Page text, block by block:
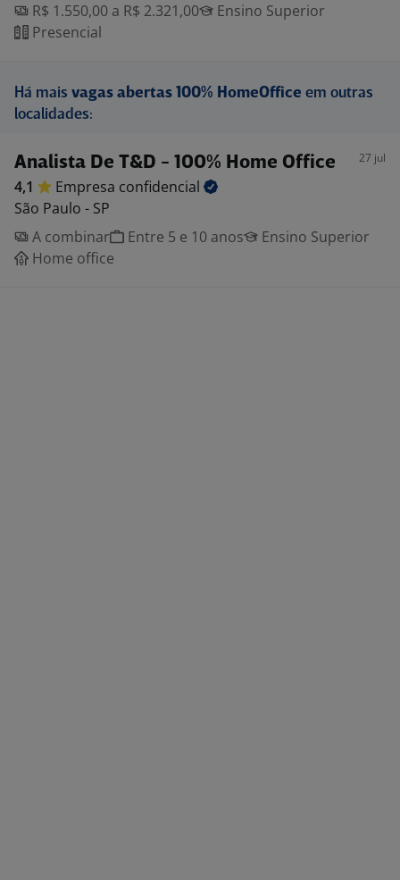
R$ 1.550,00 a R$ 2.321,00
Ensino Superior
Presencial
Há mais vagas abertas 100% HomeOffice em outras
localidades:
Analista De T&D - 100% Home Office 27 jul
4,1 Empresa confidencial
São Paulo - SP
A combinar
Entre 5 e 10 anos
Ensino Superior
Home office